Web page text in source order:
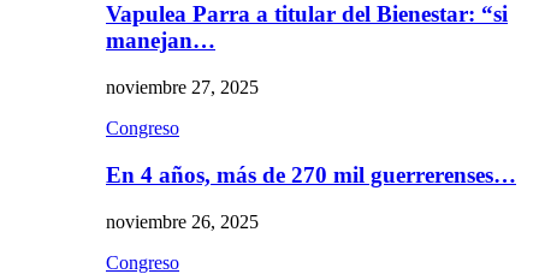
Vapulea Parra a titular del Bienestar: “si
manejan…
noviembre 27, 2025
Congreso
En 4 años, más de 270 mil guerrerenses…
noviembre 26, 2025
Congreso